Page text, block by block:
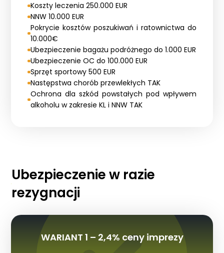
Koszty leczenia 250.000 EUR
NNW 10.000 EUR
Pokrycie kosztów poszukiwań i ratownictwa do
10.000€
Ubezpieczenie bagażu podróżnego do 1.000 EUR
Ubezpieczenie OC do 100.000 EUR
Sprzęt sportowy 500 EUR
Następstwa chorób przewlekłych TAK
Ochrona dla szkód powstałych pod wpływem
alkoholu w zakresie KL i NNW TAK
Ubezpieczenie w razie
rezygnacji
WARIANT 1 – 2,4% ceny imprezy